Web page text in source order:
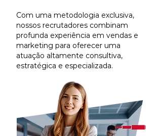
Com uma metodologia exclusiva,
nossos recrutadores combinam
profunda experiência em vendas e
marketing para oferecer uma
atuação altamente consultiva,
estratégica e especializada.